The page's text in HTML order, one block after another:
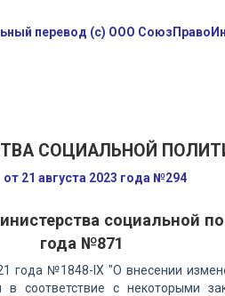
перевод (с) ООО
СОЦИАЛЬНОЙ
от 21 августа 2023 года №294
социальной
года №871
года №1848-IX "О внесении
в соответствие с некоторыми